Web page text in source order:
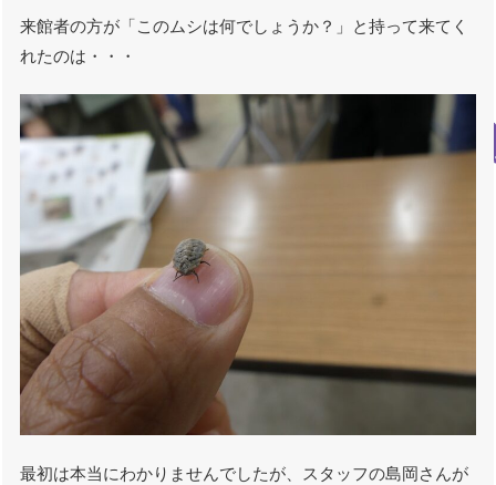
来館者の方が「このムシは何でしょうか？」と持って来てく
れたのは・・・
最初は本当にわかりませんでしたが、スタッフの島岡さんが